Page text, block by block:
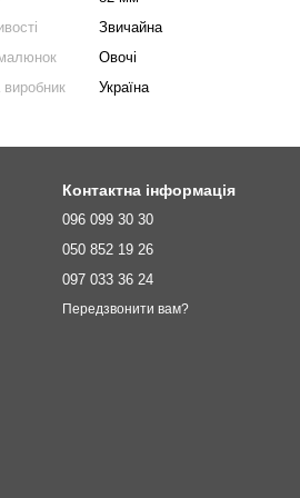
Звичайна
Овочі
виробник
Україна
Контактна інформація
096 099 30 30
050 852 19 26
097 033 36 24
Передзвонити вам?